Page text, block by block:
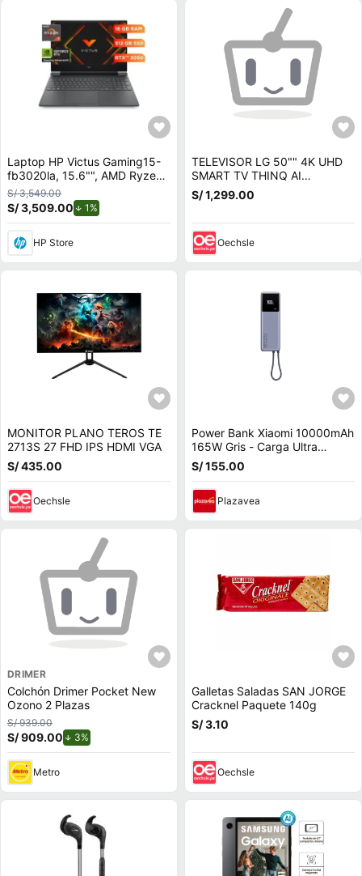
Laptop HP Victus Gaming15-
fb3020la, 15.6"", AMD Ryzen™
7, 16GB RAM, 512GB
SSD, NVIDIA® GeForce RTX™
3050, FHD, Plata mica,
S/ 3,549.00
S/ 3,509.00 1%
HP Store
TELEVISOR LG 50"" 4K UHD
SMART TV THINQ AI
50UA7300PSB
S/ 1,299.00
Oechsle
MONITOR PLANO TEROS TE
2713S 27 FHD IPS HDMI VGA
S/ 435.00
Oechsle
Power Bank Xiaomi 10000mAh
165W Gris - Carga Ultra
Rápida y con cable integrado
S/ 155.00
Plazavea
DRIMER
Colchón Drimer Pocket New
Ozono 2 Plazas
S/ 939.00
S/ 909.00 3%
Metro
Galletas Saladas SAN JORGE
Cracknel Paquete 140g
S/ 3.10
Oechsle